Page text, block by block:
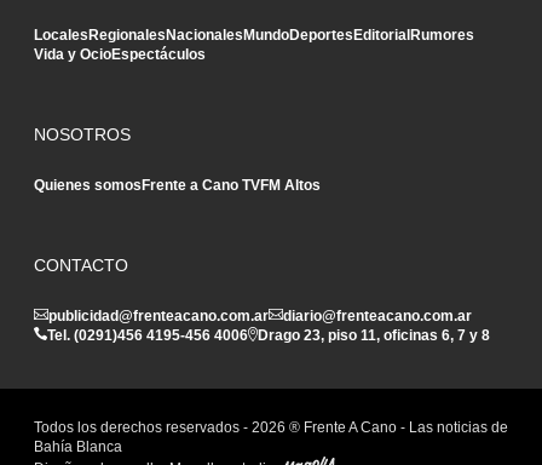
LocalesRegionalesNacionalesMundoDeportesEditorialRumores
Vida y OcioEspectáculos
NOSOTROS
Quienes somosFrente a Cano TVFM Altos
CONTACTO
publicidad@frenteacano.com.ar
diario@frenteacano.com.ar
Tel. (0291)456 4195-456 4006 Drago 23, piso 11, oficinas 6, 7 y 8
Todos los derechos reservados - 2026 ® Frente A Cano - Las noticias de
Bahía Blanca